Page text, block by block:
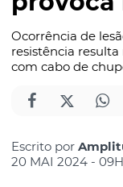
Ocorrência de
resistência resulta
com cabo de
Escrito por
20 MAI 2024 -